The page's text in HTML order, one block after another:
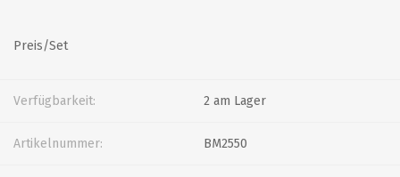
Preis/Set
Verfügbarkeit: 2 am Lager
Artikelnummer: BM2550